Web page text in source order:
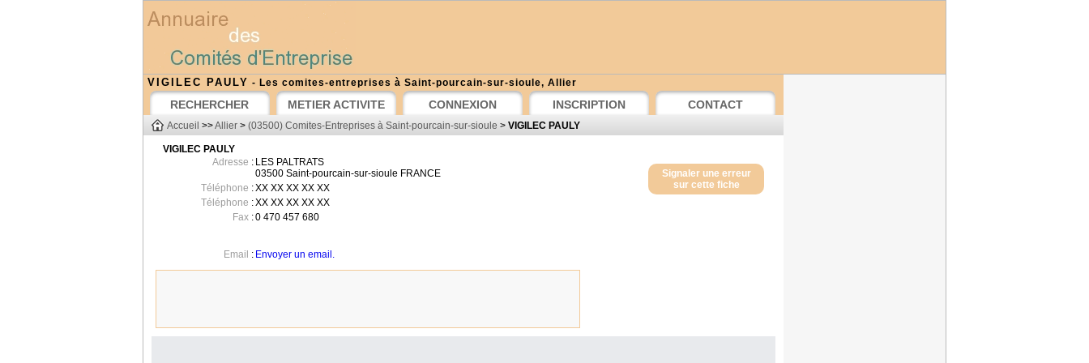
VIGILEC PAULY - Les comites-entreprises à Saint-pourcain-sur-sioule, Allier
RECHERCHER METIER ACTIVITE CONNEXION INSCRIPTION CONTACT
Accueil >>Allier > (03500) Comites-Entreprises à Saint-pourcain-sur-sioule > VIGILEC PAULY
VIGILEC PAULY
Signaler une erreur
sur cette fiche
Adresse : LES PALTRATS
03500 Saint-pourcain-sur-sioule FRANCE
Téléphone :XX XX XX XX XX
Téléphone :XX XX XX XX XX
Fax:0 470 457 680
Email : Envoyer un email.